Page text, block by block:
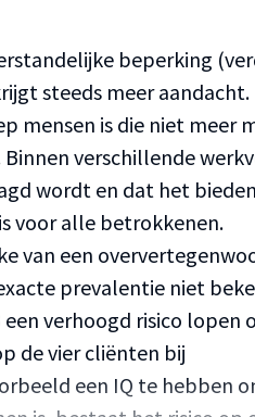
beperking
steeds meer
mensen is die niet meer
verschillende
wordt en dat het
voor alle betrokkenen.
van een
prevalentie niet
verhoogd risico lopen
de vier cliënten bij
een IQ te hebben